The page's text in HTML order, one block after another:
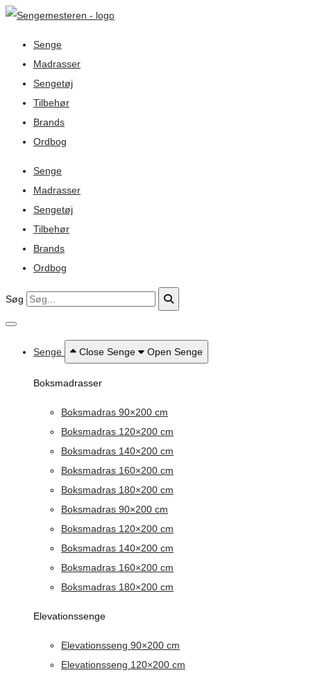
Senge
Madrasser
Sengetøj
Tilbehør
Brands
Ordbog
Senge
Madrasser
Sengetøj
Tilbehør
Brands
Ordbog
Søg
Senge Close Senge Open Senge
Boksmadrasser
Boksmadras 90×200 cm
Boksmadras 120×200 cm
Boksmadras 140×200 cm
Boksmadras 160×200 cm
Boksmadras 180×200 cm
Boksmadras 90×200 cm
Boksmadras 120×200 cm
Boksmadras 140×200 cm
Boksmadras 160×200 cm
Boksmadras 180×200 cm
Elevationssenge
Elevationsseng 90×200 cm
Elevationsseng 120×200 cm